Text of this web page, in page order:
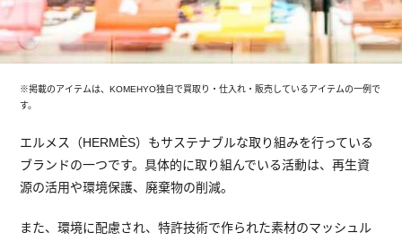
※掲載のアイテムは、KOMEHYO独自で買取り・仕入れ・販売しているアイテムの一例で
す。
エルメス（HERMÈS）もサステナブルな取り組みを行っている
ブランドの一つです。具体的に取り組んでいる活動は、再生資
源の活用や環境保護、廃棄物の削減。
また、環境に配慮され、特許技術で作られた素材のマッシュル